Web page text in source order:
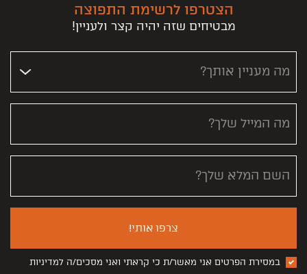
הצטרפו לרשימת התפוצה
מבטיחים שזה יהיה קצר ולעניין!
מה מעניין אותך?
מה המייל שלך?
השם המלא שלך?
צרפו אותי!
במסירת הפרטים אני מאשר/ת כי קראתי ואני מסכים/ה למדיניות